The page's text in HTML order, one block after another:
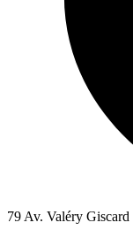
79 Av. Valéry